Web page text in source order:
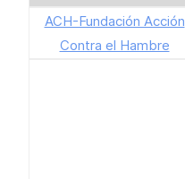
ACH-Fundación Acción
Contra el Hambre